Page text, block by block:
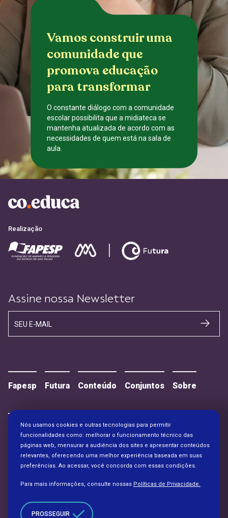
Vamos construir uma
comunidade que
promova educação
para transformar
O constante diálogo com a comunidade
escolar possibilita que a midiateca se
mantenha atualizada de acordo com as
necessidades de quem está na sala de
aula.
CADASTRE-SE
Realização
Assine nossa Newsletter
SEU E-MAIL
Fapesp Futura Conteúdo Conjuntos Sobre
Contato Alianças
Nós usamos cookies e outras tecnologias para permitir
funcionalidades como: melhorar o funcionamento técnico das
páginas web, mensurar a audiência dos sites e apresentar conteúdos
relevantes, oferecendo uma melhor experiência baseada em suas
preferências. Ao acessar, você concorda com essas condições.
Para mais informações, consulte nossas Políticas de Privacidade.
PROSSEGUIR